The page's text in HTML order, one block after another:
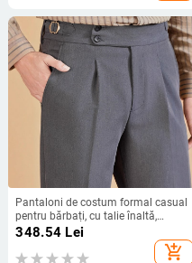
Pantaloni de costum formal casual
pentru bărbați, cu talie înaltă,
Hailimengsi, fără călcat, italieni, cu
348.54 Lei
add_shopping_cart